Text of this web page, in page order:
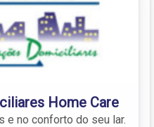
Home Care
e no conforto do seu lar.